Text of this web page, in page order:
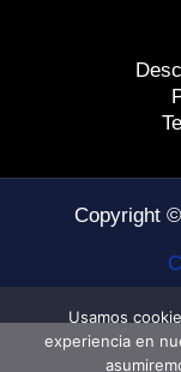
Copyright
Usamos
experiencia en